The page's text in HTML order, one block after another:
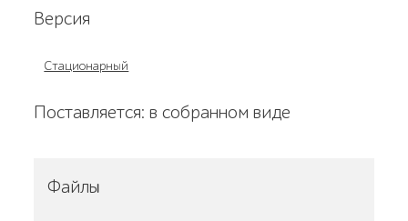
Версия
Стационарный
Поставляется: в собранном виде
Файлы